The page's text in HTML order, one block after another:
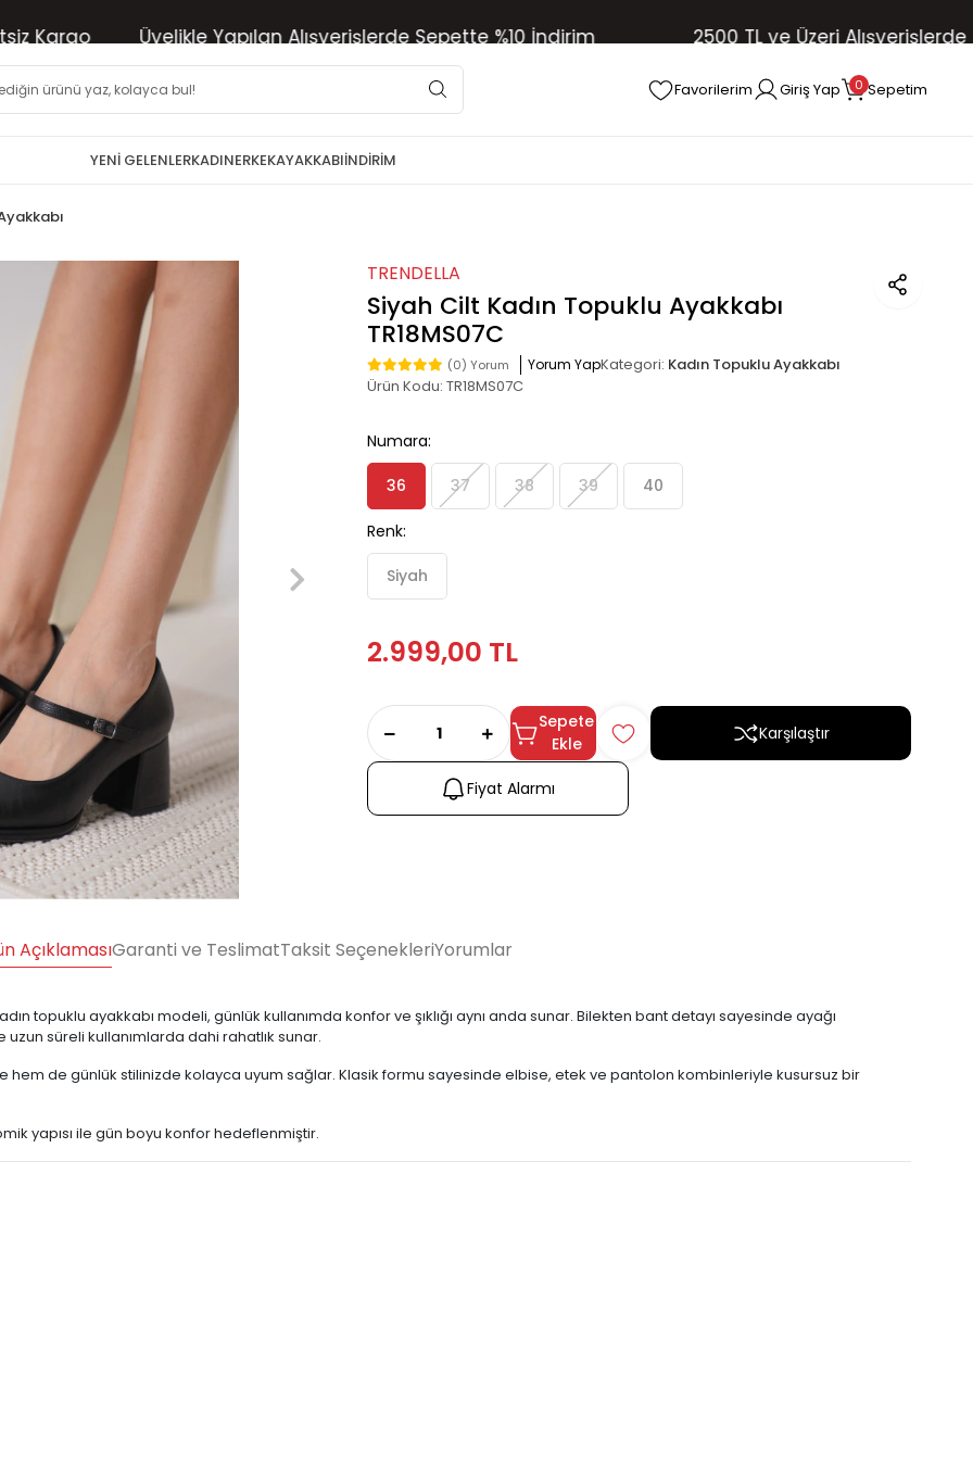
Üyelikle Yapılan Alışverişlerde Sepette %10 İndirim 2500 TL ve Üzeri Alışverişlerde
Favorilerim Giriş Yap 0 Sepetim
YENİ GELENLERKADINERKEKAYAKKABIİNDİRİM
TRENDELLA
Siyah Cilt Kadın Topuklu Ayakkabı
TR18MS07C
(0) Yorum Yorum YapKategori: Kadın Topuklu Ayakkabı
Ürün Kodu:TR18MS07C
Numara:
36 37 38 39 40
Renk:
Siyah
2.999,00 TL
Sepete
Ekle
Karşılaştır
Fiyat Alarmı
AçıklamasıGaranti ve TeslimatTaksit SeçenekleriYorumlar
topuklu ayakkabı modeli, günlük kullanımda konfor ve şıklığı aynı anda sunar. Bilekten bant detayı sayesinde ayağı
süreli kullanımlarda dahi rahatlık sunar.
de günlük stilinizde kolayca uyum sağlar. Klasik formu sayesinde elbise, etek ve pantolon kombinleriyle kusursuz bir
yapısı ile gün boyu konfor hedeflenmiştir.